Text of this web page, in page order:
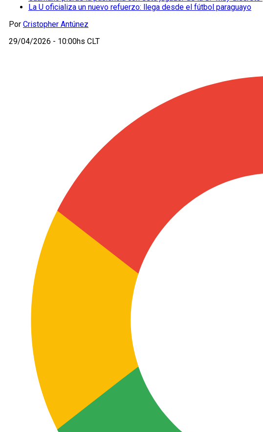
La U oficializa un nuevo refuerzo: llega desde el fútbol paraguayo
Por Cristopher Antúnez
29/04/2026 - 10:00hs CLT